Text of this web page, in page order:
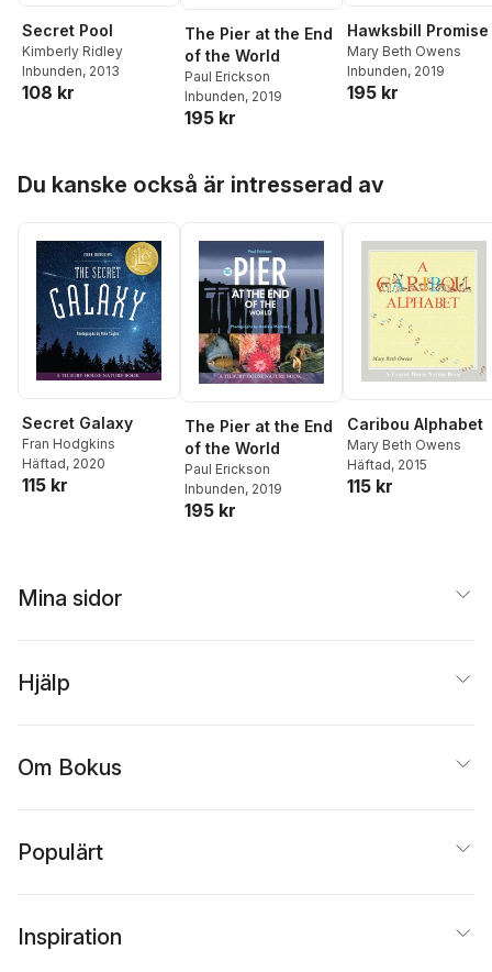
OConnell
Secret Pool
Kimberly Ridley
Inbunden, 2013
108 kr
The Pier at the End
of the World
Paul Erickson
Inbunden, 2019
195 kr
Hawksbill Promise
Mary Beth Owens
Inbunden, 2019
195 kr
Du kanske också är intresserad av
Secret Galaxy
Fran Hodgkins
Häftad, 2020
115 kr
The Pier at the End
of the World
Paul Erickson
Inbunden, 2019
195 kr
Caribou Alphabet
Mary Beth Owens
Häftad, 2015
115 kr
Mina sidor
Hjälp
Om Bokus
Populärt
Inspiration